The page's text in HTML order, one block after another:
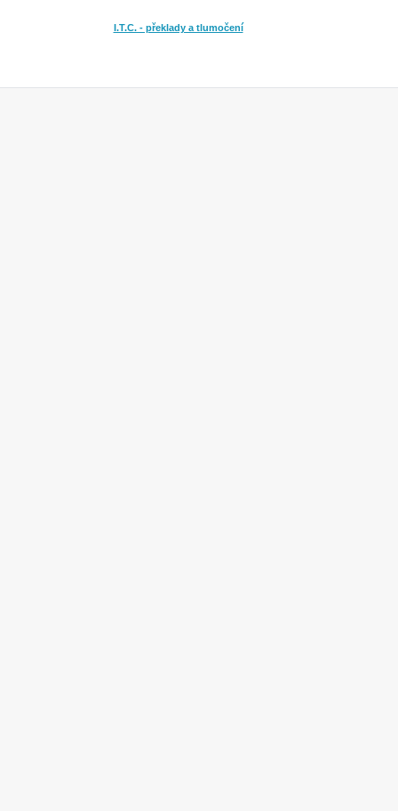
I.T.C. - překlady a tlumočení